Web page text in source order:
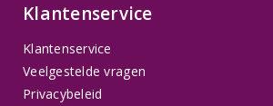
Klantenservice
Klantenservice
Veelgestelde vragen
Privacybeleid